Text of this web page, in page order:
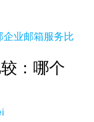
企业邮箱服务比
：哪个